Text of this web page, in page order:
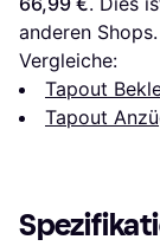
anderen Shops.
Vergleiche:
Tapout
Tapout